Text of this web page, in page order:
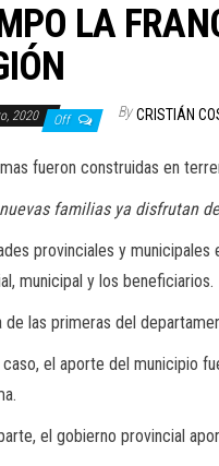
LA
2020 Off By CRISTIÁN
fueron construidas en
familias ya disfrutan
provinciales y municipales
municipal y los beneficiarios.
de las primeras del
caso, el aporte del municipio
el gobierno provincial